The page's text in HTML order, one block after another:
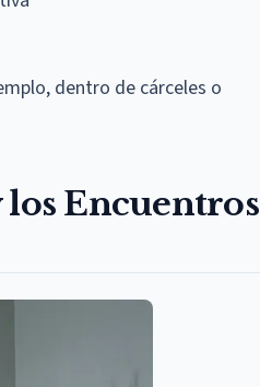
dentro de cárceles o
los Encuentros